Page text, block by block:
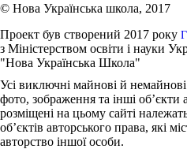
© Нова Українська школа, 2017
Проект був створений 2017 року
з Міністерством освіти і науки
"Нова Українська Школа"
Усі виключні майнові й
фото, зображення та інші об’єкти
розміщені на цьому сайті
об’єктів авторського права, які
авторство іншої особи.